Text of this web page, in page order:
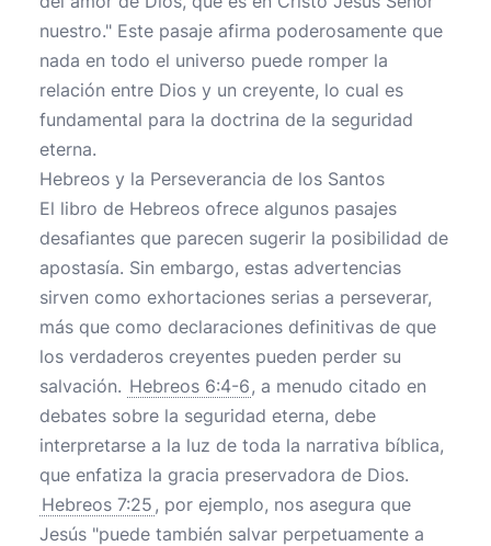
nuestro." Este pasaje afirma poderosamente que
nada en todo el universo puede romper la
relación entre Dios y un creyente, lo cual es
fundamental para la doctrina de la seguridad
eterna.
Hebreos y la Perseverancia de los Santos
El libro de Hebreos ofrece algunos pasajes
desafiantes que parecen sugerir la posibilidad de
apostasía. Sin embargo, estas advertencias
sirven como exhortaciones serias a perseverar,
más que como declaraciones definitivas de que
los verdaderos creyentes pueden perder su
salvación. Hebreos 6:4-6, a menudo citado en
debates sobre la seguridad eterna, debe
interpretarse a la luz de toda la narrativa bíblica,
que enfatiza la gracia preservadora de Dios.
Hebreos 7:25 , por ejemplo, nos asegura que
Jesús "puede también salvar perpetuamente a